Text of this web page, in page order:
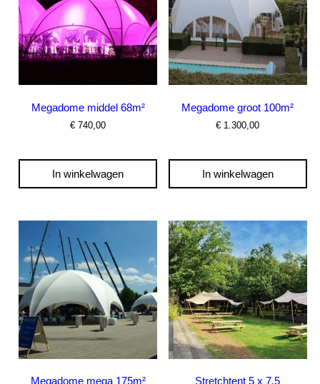
Megadome middel 68m²
€ 740,00
In winkelwagen
Megadome groot 100m²
€ 1.300,00
In winkelwagen
Megadome mega 175m² Stretchtent 5 x 7,5